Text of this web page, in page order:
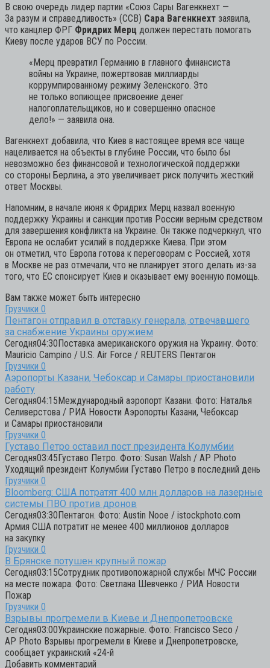
В свою очередь лидер партии «Союз Сары Вагенкнехт —
За разум и справедливость» (ССВ) Сара Вагенкнехт заявила,
что канцлер ФРГ Фридрих Мерц должен перестать помогать
Киеву после ударов ВСУ по России.
«Мерц превратил Германию в главного финансиста
войны на Украине, пожертвовав миллиарды
коррумпированному режиму Зеленского. Это
не только вопиющее присвоение денег
налогоплательщиков, но и совершенно опасное
дело!» — заявила она.
Вагенкнехт добавила, что Киев в настоящее время все чаще
нацеливается на объекты в глубине России, что было бы
невозможно без финансовой и технологической поддержки
со стороны Берлина, а это увеличивает риск получить жесткий
ответ Москвы.
Напомним, в начале июня к Фридрих Мерц назвал военную
поддержку Украины и санкции против России верным средством
для завершения конфликта на Украине. Он также подчеркнул, что
Европа не ослабит усилий в поддержке Киева. При этом
он отметил, что Европа готова к переговорам с Россией, хотя
в Москве не раз отмечали, что не планирует этого делать из-за
того, что ЕС спонсирует Киев и оказывает ему военную помощь.
Вам также может быть интересно
Грузчики 0
Пентагон отправил в отставку генерала, отвечавшего
за снабжение Украины оружием
Сегодня04:30Поставка американского оружия на Украину. Фото:
Mauricio Campino / U.S. Air Force / REUTERS Пентагон
Грузчики 0
Аэропорты Казани, Чебоксар и Самары приостановили
работу
Сегодня04:15Международный аэропорт Казани. Фото: Наталья
Селиверстова / РИА Новости Аэропорты Казани, Чебоксар
и Самары приостановили
Грузчики 0
Густаво Петро оставил пост президента Колумбии
Сегодня03:45Густаво Петро. Фото: Susan Walsh / AP Photo
Уходящий президент Колумбии Густаво Петро в последний день
Грузчики 0
Bloomberg: США потратят 400 млн долларов на лазерные
системы ПВО против дронов
Сегодня03:30Пентагон. Фото: Austin Nooe / istockphoto.com
Армия США потратит не менее 400 миллионов долларов
на закупку
Грузчики 0
В Брянске потушен крупный пожар
Сегодня03:15Сотрудник противопожарной службы МЧС России
на месте пожара. Фото: Светлана Шевченко / РИА Новости
Пожар
Грузчики 0
Взрывы прогремели в Киеве и Днепропетровске
Сегодня03:00Украинские пожарные. Фото: Francisco Seco /
AP Photo Взрывы прогремели в Киеве и Днепропетровске,
сообщает украинский «24-й
Добавить комментарий